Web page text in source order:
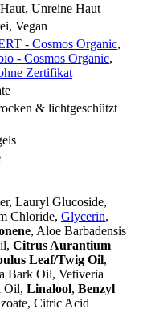
Unreine Haut
Vegan
- Cosmos Organic,
- Cosmos Organic,
Zertifikat
& lichtgeschützt
Lauryl Glucoside,
Chloride, Glycerin,
, Aloe Barbadensis
Citrus Aurantium
Leaf/Twig Oil,
Bark Oil, Vetiveria
Oil, Linalool, Benzyl
Citric Acid